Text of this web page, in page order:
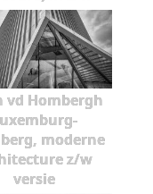
vd Hombergh
moderne
z/w
versie